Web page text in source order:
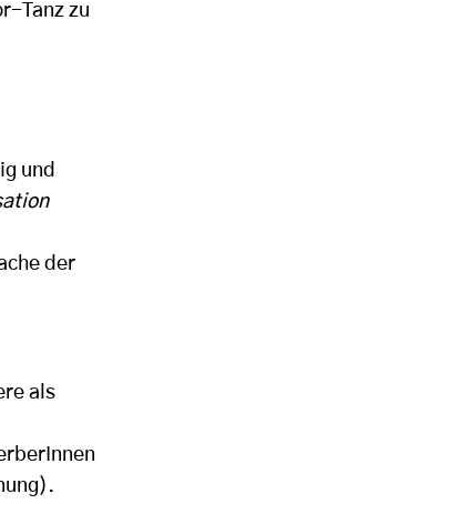
Tanz zu
und
der
als